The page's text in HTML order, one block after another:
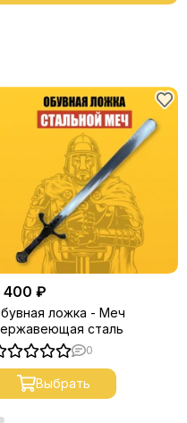
400 ₽
ложка - Меч
сталь
0
Выбрать